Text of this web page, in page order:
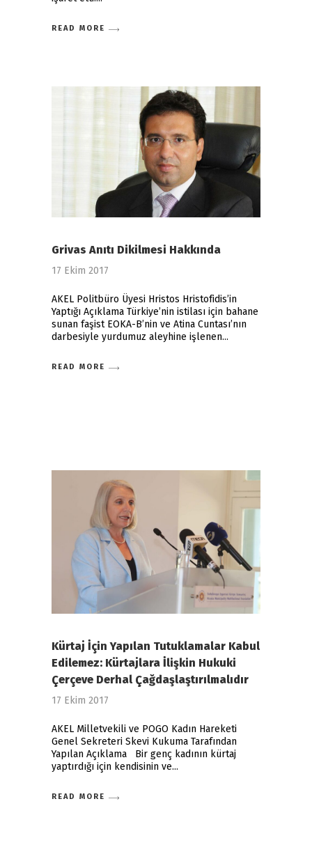
READ MORE
Grivas Anıtı Dikilmesi Hakkında
17 Ekim 2017
AKEL Politbüro Üyesi Hristos Hristofidis’in
Yaptığı Açıklama Türkiye’nin istilası için bahane
sunan faşist EOKA-B’nin ve Atina Cuntası’nın
darbesiyle yurdumuz aleyhine işlenen
READ MORE
Kürtaj İçin Yapılan Tutuklamalar Kabul
Edilemez: Kürtajlara İlişkin Hukuki
Çerçeve Derhal Çağdaşlaştırılmalıdır
17 Ekim 2017
AKEL Milletvekili ve POGO Kadın Hareketi
Genel Sekreteri Skevi Kukuma Tarafından
Yapılan Açıklama Bir genç kadının kürtaj
yaptırdığı için kendisinin ve
READ MORE